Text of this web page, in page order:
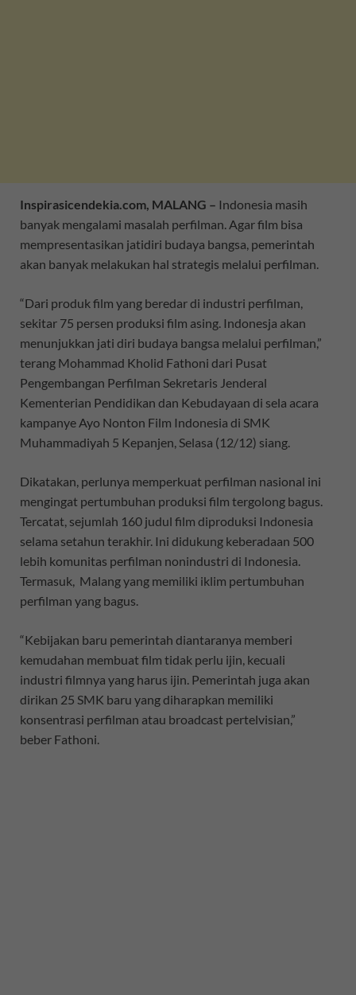
Inspirasicendekia.com, MALANG – Indonesia masih
banyak mengalami masalah perfilman. Agar film bisa
mempresentasikan jatidiri budaya bangsa, pemerintah
akan banyak melakukan hal strategis melalui perfilman.
“Dari produk film yang beredar di industri perfilman,
sekitar 75 persen produksi film asing. Indonesja akan
menunjukkan jati diri budaya bangsa melalui perfilman,”
terang Mohammad Kholid Fathoni dari Pusat
Pengembangan Perfilman Sekretaris Jenderal
Kementerian Pendidikan dan Kebudayaan di sela acara
kampanye Ayo Nonton Film Indonesia di SMK
Muhammadiyah 5 Kepanjen, Selasa (12/12) siang.
Dikatakan, perlunya memperkuat perfilman nasional ini
mengingat pertumbuhan produksi film tergolong bagus.
Tercatat, sejumlah 160 judul film diproduksi Indonesia
selama setahun terakhir. Ini didukung keberadaan 500
lebih komunitas perfilman nonindustri di Indonesia.
Termasuk, Malang yang memiliki iklim pertumbuhan
perfilman yang bagus.
“Kebijakan baru pemerintah diantaranya memberi
kemudahan membuat film tidak perlu ijin, kecuali
industri filmnya yang harus ijin. Pemerintah juga akan
dirikan 25 SMK baru yang diharapkan memiliki
konsentrasi perfilman atau broadcast pertelvisian,”
beber Fathoni.